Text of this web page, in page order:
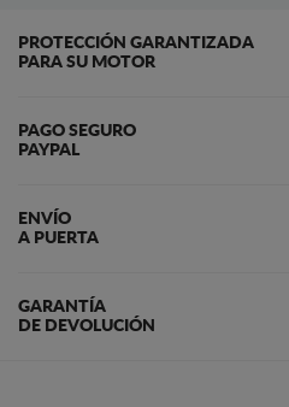
PROTECCIÓN GARANTIZADA
PARA SU MOTOR
PAGO SEGURO
PAYPAL
ENVÍO
A PUERTA
GARANTÍA
DE DEVOLUCIÓN